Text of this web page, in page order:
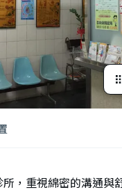
，重視綿密的溝通與